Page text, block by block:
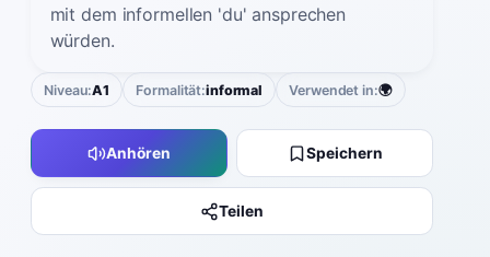
mit dem informellen 'du' ansprechen
würden.
Niveau:A1 Formalität:informal Verwendet in:🌍
Anhören Speichern
Teilen